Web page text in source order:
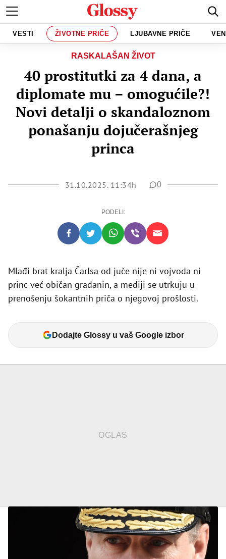
VESTI ŽIVOTNE PRIČE LJUBAVNE PRIČE
RASKALAŠAN ŽIVOT
40 prostitutki za 4 dana, a
diplomate mu – omogućile?!
Novi detalji o skandaloznom
ponašanju dojučerašnjeg
princa
31.10.2025. 11:34h 0
PODELI:
Mlađi brat kralja Čarlsa od juče nije ni vojvoda ni
princ već običan građanin, a mediji se utrkuju u
prenošenju šokantnih priča o njegovoj prošlosti.
Dodajte Glossy u vaš Google izbor